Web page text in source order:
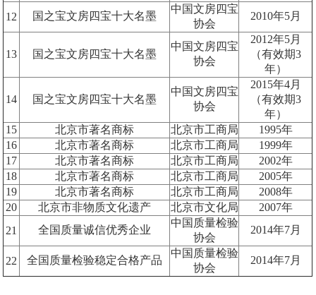
12
国之宝文房四宝十大名墨
中国文房四宝
协会
2010年5月
13 国之宝文房四宝十大名墨
中国文房四宝
协会
2012年5月
（有效期3
年）
14 国之宝文房四宝十大名墨
中国文房四宝
协会
2015年4月
（有效期3
年）
15
北京市著名商标 北京市工商局 1995年
16
北京市著名商标 北京市工商局 1999年
17
北京市著名商标 北京市工商局 2002年
18
北京市著名商标 北京市工商局 2005年
19
北京市著名商标 北京市工商局 2008年
20
北京市非物质文化遗产 北京市文化局 2007年
21
全国质量诚信优秀企业
中国质量检验
协会
2014年7月
22 全国质量检验稳定合格产品
中国质量检验
协会
2014年7月